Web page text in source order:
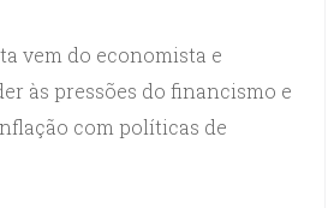
vem do economista e
às pressões do financismo e
com políticas de